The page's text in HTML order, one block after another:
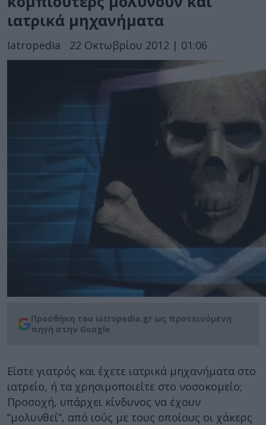
ιατρικά μηχανήματα
Iatropedia 22 Οκτωβρίου 2012 | 01:06
Προσθήκη του iatropedia.gr ως προτεινόμενη
πηγή στην Google
Είστε γιατρός και έχετε ιατρικά μηχανήματα στο
ιατρείο, ή τα χρησιμοποιείτε στο νοσοκομείο;
Προσοχή, υπάρχει κίνδυνος να έχουν
“μολυνθεί”, από ιούς με τους οποίους οι χάκερς